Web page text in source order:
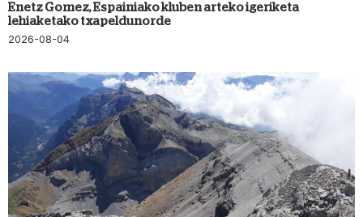
Enetz Gomez, Espainiako kluben arteko igeriketa
lehiaketako txapeldunorde
2026-08-04